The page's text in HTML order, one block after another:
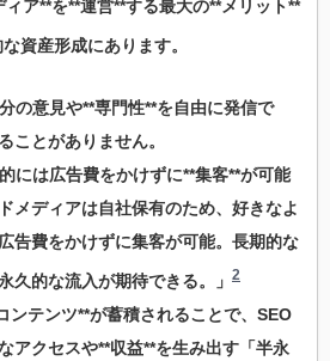
ア**を**運営**する最大の**メリット**
資産形成にあります。
の意見や**専門性**を自由に発信で
ことがありません。
には広告費をかけずに**集客**が可能
メディアは自社保有のため、好きなよ
告費をかけずに集客が可能。長期的な
久的な流入が期待できる。」 2
ンテンツ**が蓄積されることで、SEO
アクセスや**収益**を生み出す「半永